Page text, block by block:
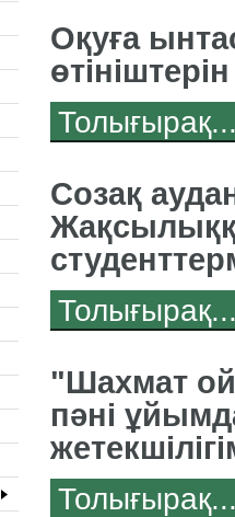
Оқуға
Созақ
"Шахмат
пәні